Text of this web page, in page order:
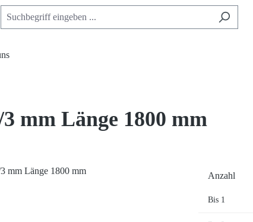
mm Länge 1800 mm
Anzahl
Bis 1